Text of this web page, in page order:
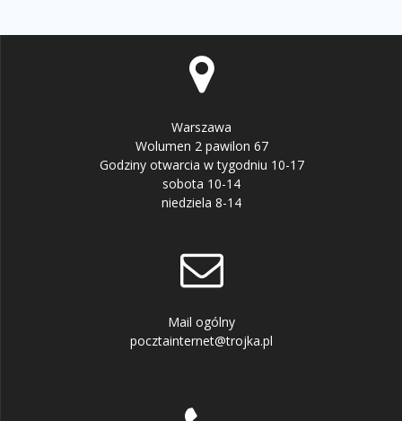
Warszawa
Wolumen 2 pawilon 67
Godziny otwarcia w tygodniu 10-17
sobota 10-14
niedziela 8-14
Mail ogólny
pocztainternet@trojka.pl